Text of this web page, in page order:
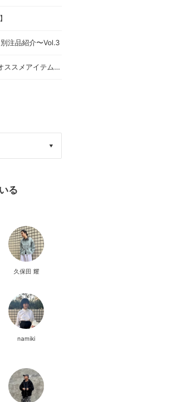
注品紹介〜Vol.3
〈ne Quittez pas〉身長別オススメアイテムご紹介♡
る
久保田 耀
namiki